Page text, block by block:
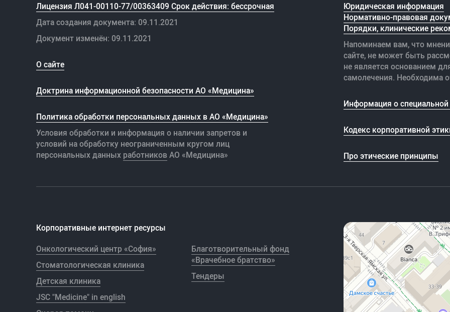
Лицензия Л041-00110-77/00363409 Срок действия: бессрочная
Дата создания документа: 09.11.2021
Документ изменён: 09.11.2021
О сайте
Доктрина информационной безопасности АО «Медицина»
Политика обработки персональных данных в АО «Медицина»
Условия обработки и информация о наличии запретов и
условий на обработку неограниченным кругом лиц
персональных данных работниковАО «Медицина»
Юридическая информация
Нормативно-правовая
Порядки, клинические
Напоминаем вам, что
сайте, не может быть
не является основанием
самолечения. Необходима
Информация о
Кодекс корпоративной
Про этические принципы
Корпоративные интернет ресурсы
Онкологический центр «София»
Стоматологическая клиника
Детская клиника
JSC "Medicine" in english
Благотворительный фонд
«Врачебное братство»
Тендеры